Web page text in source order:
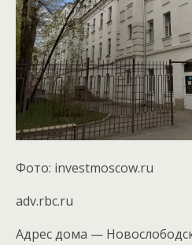
Фото: investmoscow.ru
adv.rbc.ru
Адрес дома —